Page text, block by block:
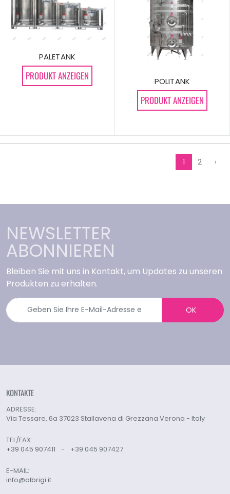
PALETANK
PRODUKT ANZEIGEN POLITANK
PRODUKT ANZEIGEN
1 2 ›
NEWSLETTER
ABONNIEREN
Bleiben Sie mit uns in Kontakt, um Updates zu unseren
Produkten zu erhalten.
OK
KONTAKTE
ADRESSE:
Via Tessare, 6a 37023 Stallavena di Grezzana Verona - Italy
TEL/FAX:
+39 045 907411
- +39 045 907427
E-MAIL:
info@albrigi.it